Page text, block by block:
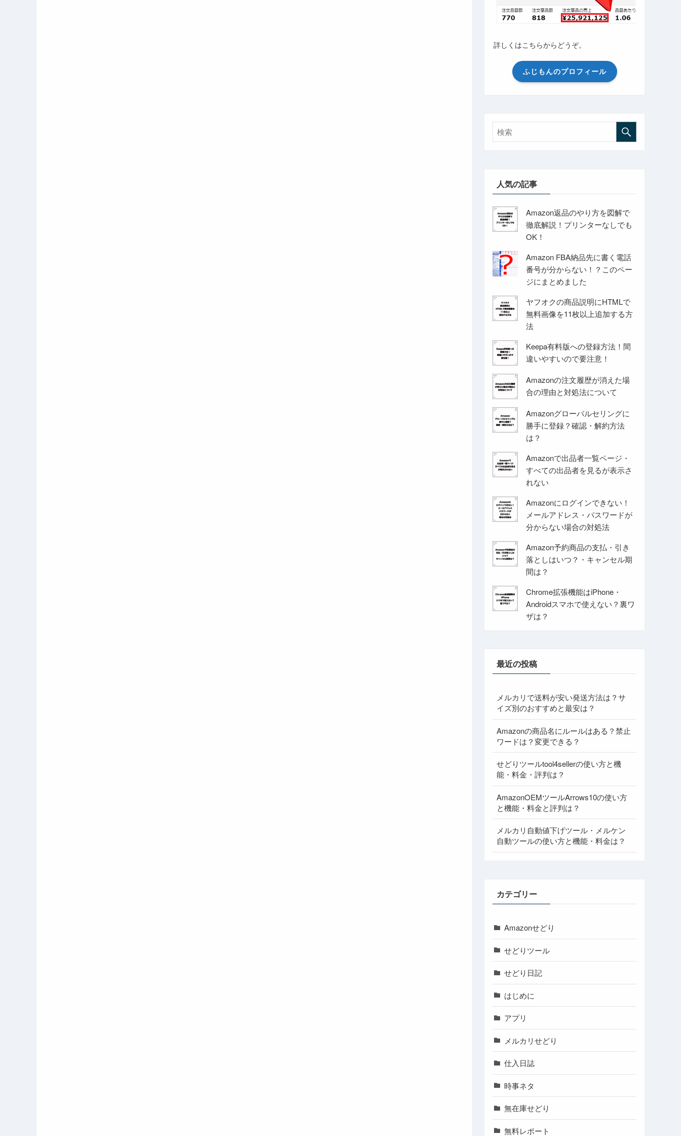
詳しくはこちらからどうぞ。
ふじもんのプロフィール
人気の記事
Amazon返品のやり方を図解で
徹底解説！プリンターなしでも
OK！
Amazon FBA納品先に書く電話
番号が分からない！？このペー
ジにまとめました
ヤフオクの商品説明にHTMLで
無料画像を11枚以上追加する方
法
Keepa有料版への登録方法！間
違いやすいので要注意！
Amazonの注文履歴が消えた場
合の理由と対処法について
Amazonグローバルセリングに
勝手に登録？確認・解約方法
は？
Amazonで出品者一覧ページ・
すべての出品者を見るが表示さ
れない
Amazonにログインできない！
メールアドレス・パスワードが
分からない場合の対処法
Amazon予約商品の支払・引き
落としはいつ？・キャンセル期
間は？
Chrome拡張機能はiPhone・
Androidスマホで使えない？裏ワ
ザは？
最近の投稿
メルカリで送料が安い発送方法は？サ
イズ別のおすすめと最安は？
Amazonの商品名にルールはある？禁止
ワードは？変更できる？
せどりツールtool4sellerの使い方と機
能・料金・評判は？
AmazonOEMツールArrows10の使い方
と機能・料金と評判は？
メルカリ自動値下げツール・メルケン
自動ツールの使い方と機能・料金は？
カテゴリー
Amazonせどり
せどりツール
せどり日記
はじめに
アプリ
メルカリせどり
仕入日誌
時事ネタ
無在庫せどり
無料レポート